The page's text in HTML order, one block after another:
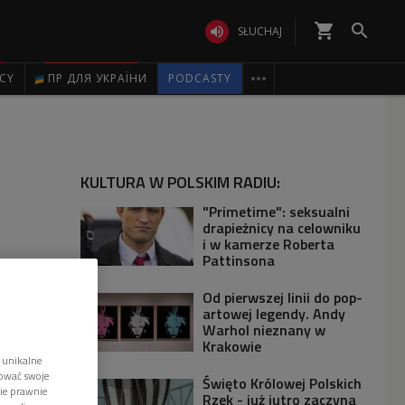
 SŁUCHAJ shopping_cart 
ПР ДЛЯ УКРАЇНИ PODCASTY 
KULTURA W POLSKIM RADIU:
"Primetime": seksualni
drapieżnicy na celowniku
i w kamerze Roberta
Pattinsona
Od pierwszej linii do pop-
artowej legendy. Andy
Warhol nieznany w
Krakowie
Święto Królowej Polskich
Rzek - już jutro zaczyna
swoje
prawnie